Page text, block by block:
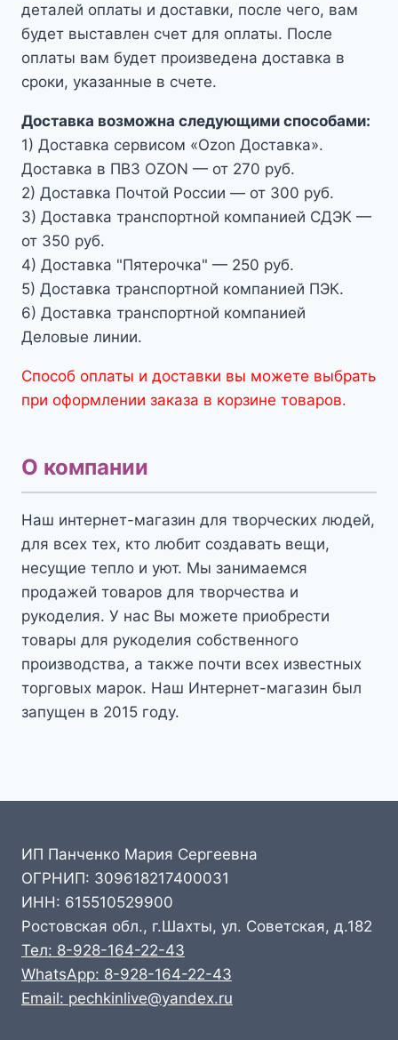
деталей оплаты и доставки, после чего, вам
будет выставлен счет для оплаты. После
оплаты вам будет произведена доставка в
сроки, указанные в счете.
Доставка возможна следующими способами:
1) Доставка сервисом «Ozon Доставка».
Доставка в ПВЗ OZON — от 270 руб.
2) Доставка Почтой России — от 300 руб.
3) Доставка транспортной компанией СДЭК —
от 350 руб.
4) Доставка "Пятерочка" — 250 руб.
5) Доставка транспортной компанией ПЭК.
6) Доставка транспортной компанией
Деловые линии.
Способ оплаты и доставки вы можете выбрать
при оформлении заказа в корзине товаров.
О компании
Наш интернет-магазин для творческих людей,
для всех тех, кто любит создавать вещи,
несущие тепло и уют. Мы занимаемся
продажей товаров для творчества и
рукоделия. У нас Вы можете приобрести
товары для рукоделия собственного
производства, а также почти всех известных
торговых марок. Наш Интернет-магазин был
запущен в 2015 году.
ИП Панченко Мария Сергеевна
ОГРНИП: 309618217400031
ИНН: 615510529900
Ростовская обл., г.Шахты, ул. Советская, д.182
Тел: 8-928-164-22-43
WhatsApp: 8-928-164-22-43
Email: pechkinlive@yandex.ru